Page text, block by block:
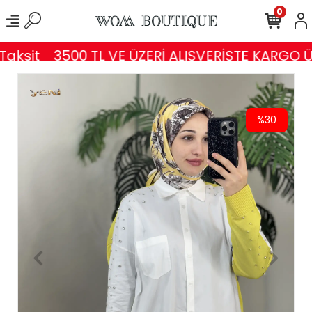
3500 TL VE ÜZERİ ALIŞVERİŞTE KARGO
0
%30